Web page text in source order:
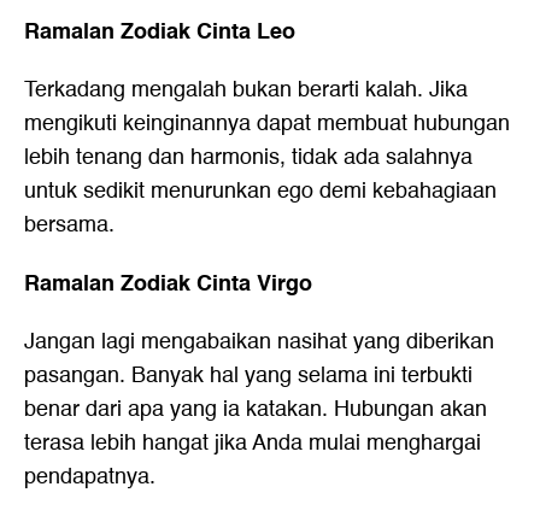
Ramalan Zodiak Cinta Leo
Terkadang mengalah bukan berarti kalah. Jika
mengikuti keinginannya dapat membuat hubungan
lebih tenang dan harmonis, tidak ada salahnya
untuk sedikit menurunkan ego demi kebahagiaan
bersama.
Ramalan Zodiak Cinta Virgo
Jangan lagi mengabaikan nasihat yang diberikan
pasangan. Banyak hal yang selama ini terbukti
benar dari apa yang ia katakan. Hubungan akan
terasa lebih hangat jika Anda mulai menghargai
pendapatnya.